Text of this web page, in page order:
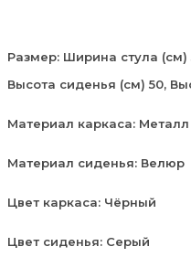
Размер: Ширина стула (см)
Высота сиденья (см) 50,
Материал каркаса: Металл
Материал сиденья: Велюр
Цвет каркаса: Чёрный
Цвет сиденья: Серый